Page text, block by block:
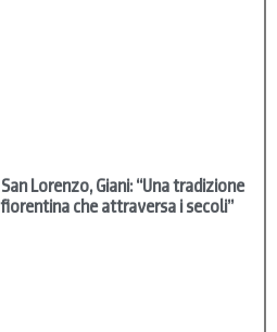
San Lorenzo, Giani: “Una tradizione
fiorentina che attraversa i secoli”